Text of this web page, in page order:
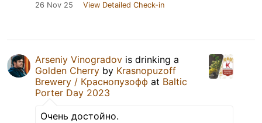
26 Nov 25 View Detailed Check-in
Arseniy Vinogradov is drinking a
Golden Cherry by Krasnopuzoff
Brewery / Краснопузофф at Baltic
Porter Day 2023
Очень достойно.